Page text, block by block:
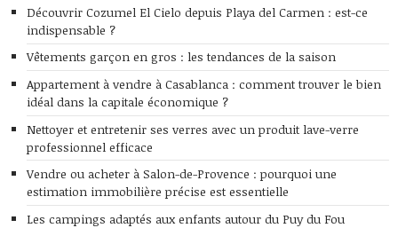
Découvrir Cozumel El Cielo depuis Playa del Carmen : est-ce
indispensable ?
Vêtements garçon en gros : les tendances de la saison
Appartement à vendre à Casablanca : comment trouver le bien
idéal dans la capitale économique ?
Nettoyer et entretenir ses verres avec un produit lave-verre
professionnel efficace
Vendre ou acheter à Salon-de-Provence : pourquoi une
estimation immobilière précise est essentielle
Les campings adaptés aux enfants autour du Puy du Fou